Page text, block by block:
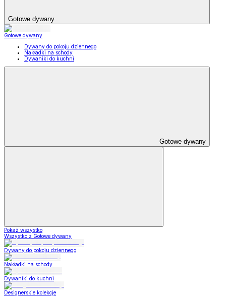
Gotowe dywany
Gotowe dywany
Dywany do pokoju dziennego
Nakładki na schody
Dywaniki do kuchni
Gotowe dywany
Pokaż wszystko
Wszystko z Gotowe dywany
Dywany do pokoju dziennego
Nakładki na schody
Dywaniki do kuchni
Designerskie kolekcje